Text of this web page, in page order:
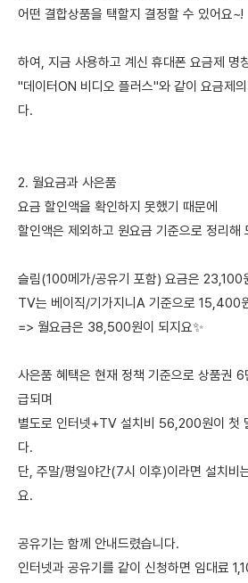
어떤 결합상품을 택할지 결정할 수 있어요~!
하여, 지금 사용하고 계신 휴대폰 요금제 명
"데이터ON 비디오 플러스"와 같이 요금제
다.
2. 월요금과 사은품
요금 할인액을 확인하지 못했기 때문에
할인액은 제외하고 원요금 기준으로 정리해
슬림(100메가/공유기 포함) 요금은 23,100
TV는 베이직/기가지니A 기준으로 15,400
=> 월요금은 38,500원이 되지요✨
사은품 혜택은 현재 정책 기준으로 상품권
급되며
별도로 인터넷+TV 설치비 56,200원이 첫
다.
단, 주말/평일야간(7시 이후)이라면 설치비
요.
공유기는 함께 안내드렸습니다.
인터넷과 공유기를 같이 신청하면 임대료